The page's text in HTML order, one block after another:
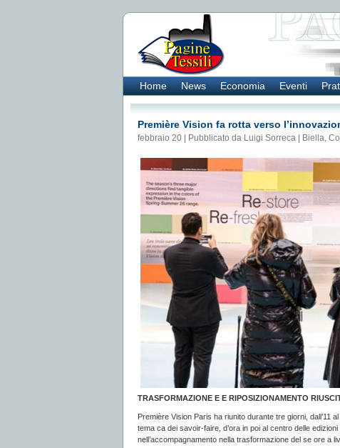
Home News Economia Eventi
Première Vision fa rotta verso
febbraio 20 | Pubblicato da Luigi Sorreca | Biella,
TRASFORMAZIONE E E RIPOSIZIONAMENTO
Première Vision Paris ha riunito durante tre giorni, dall’11
tema ca dei savoir-faire, d’ora in poi al centro delle
nell’accompagnamento nella trasformazione del se ore a